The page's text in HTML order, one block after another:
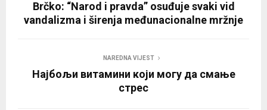
Brčko: “Narod i pravda” osuđuje svaki vid
vandalizma i širenja međunacionalne mržnje
NAREDNA VIJEST
Најбољи витамини који могу да смање
стрес